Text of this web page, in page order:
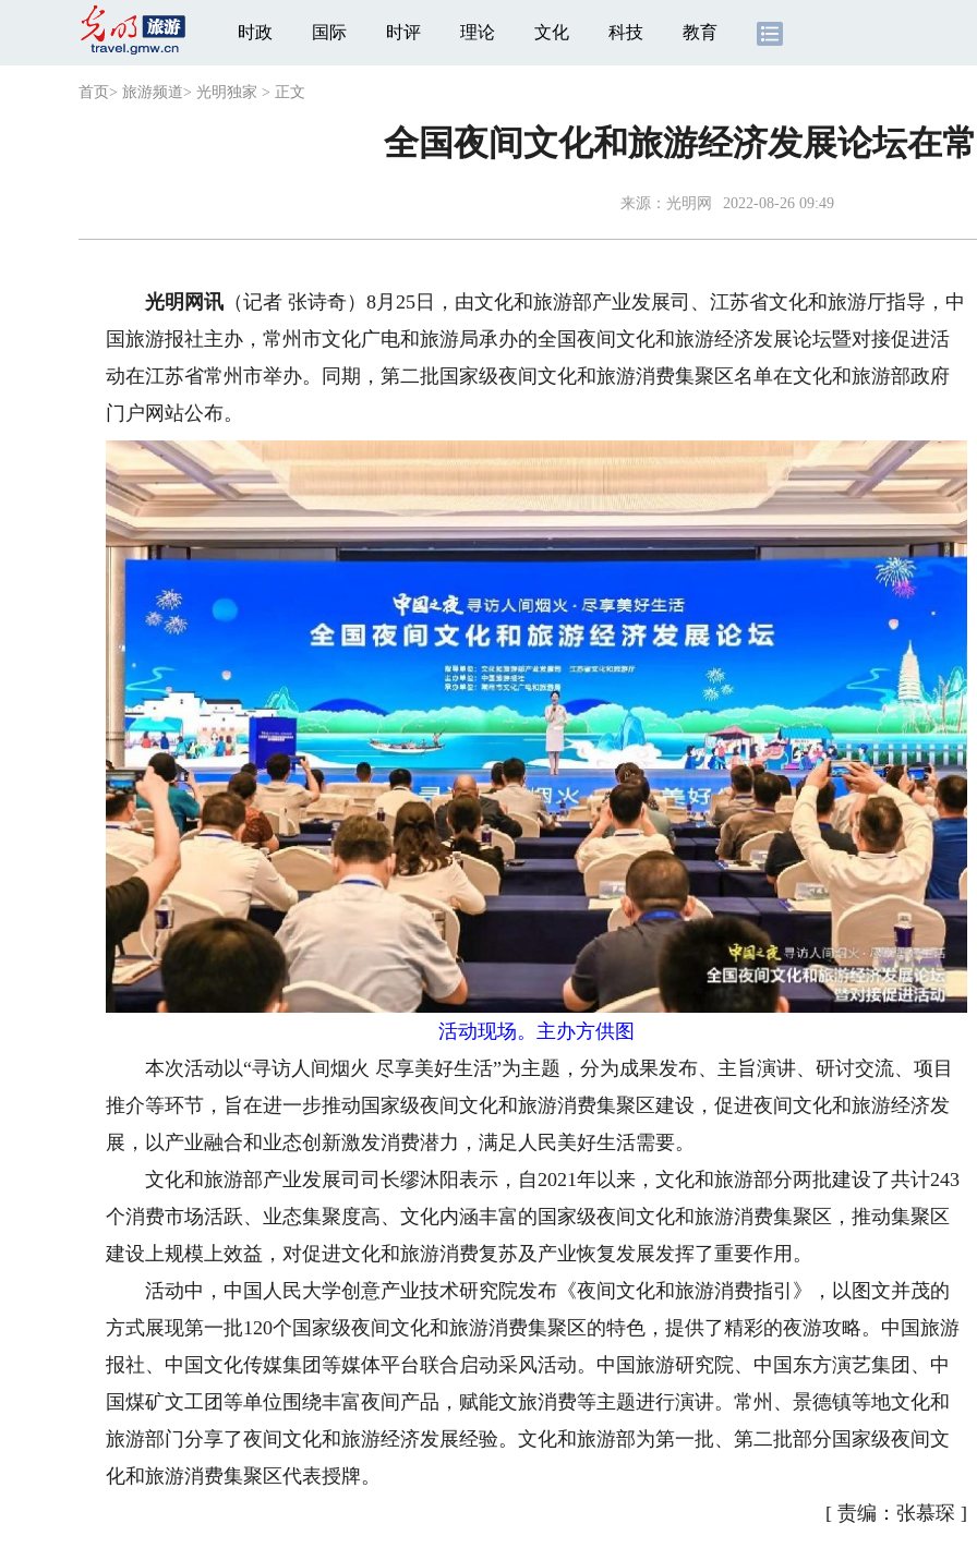
时政 国际 时评 理论 文化 科技 教育
首页 > 旅游频道> 光明独家 > 正文
全国夜间文化和旅游经济发展论坛在
来源： 光明网 2022-08-26 09:49
光明网讯 （记者 张诗奇）8月25日，由文化和旅游部产业发展司、江苏省文化和旅游厅指导，中
国旅游报社主办，常州市文化广电和旅游局承办的全国夜间文化和旅游经济发展论坛暨对接促进活
动在江苏省常州市举办。同期，第二批国家级夜间文化和旅游消费集聚区名单在文化和旅游部政府
门户网站公布。
活动现场。主办方供图
本次活动以“寻访人间烟火 尽享美好生活”为主题，分为成果发布、主旨演讲、研讨交流、项目
推介等环节，旨在进一步推动国家级夜间文化和旅游消费集聚区建设，促进夜间文化和旅游经济发
展，以产业融合和业态创新激发消费潜力，满足人民美好生活需要。
文化和旅游部产业发展司司长缪沐阳表示，自2021年以来，文化和旅游部分两批建设了共计243
个消费市场活跃、业态集聚度高、文化内涵丰富的国家级夜间文化和旅游消费集聚区，推动集聚区
建设上规模上效益，对促进文化和旅游消费复苏及产业恢复发展发挥了重要作用。
活动中，中国人民大学创意产业技术研究院发布《夜间文化和旅游消费指引》，以图文并茂的
方式展现第一批120个国家级夜间文化和旅游消费集聚区的特色，提供了精彩的夜游攻略。中国旅游
报社、中国文化传媒集团等媒体平台联合启动采风活动。中国旅游研究院、中国东方演艺集团、中
国煤矿文工团等单位围绕丰富夜间产品，赋能文旅消费等主题进行演讲。常州、景德镇等地文化和
旅游部门分享了夜间文化和旅游经济发展经验。文化和旅游部为第一批、第二批部分国家级夜间文
化和旅游消费集聚区代表授牌。
[ 责编：张慕琛 ]